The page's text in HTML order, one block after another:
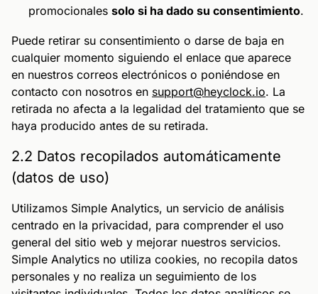
promocionales solo si ha dado su consentimiento.
Puede retirar su consentimiento o darse de baja en
cualquier momento siguiendo el enlace que aparece
en nuestros correos electrónicos o poniéndose en
contacto con nosotros en support@heyclock.io. La
retirada no afecta a la legalidad del tratamiento que se
haya producido antes de su retirada.
2.2 Datos recopilados automáticamente
(datos de uso)
Utilizamos Simple Analytics, un servicio de análisis
centrado en la privacidad, para comprender el uso
general del sitio web y mejorar nuestros servicios.
Simple Analytics no utiliza cookies, no recopila datos
personales y no realiza un seguimiento de los